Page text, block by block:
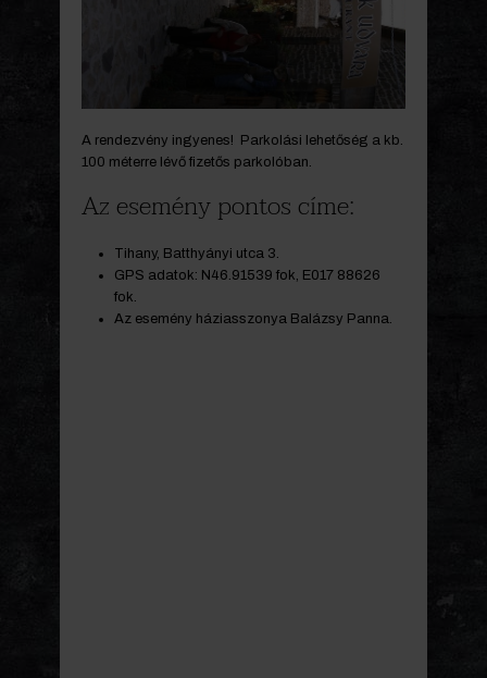
A rendezvény ingyenes! Parkolási lehetőség a kb.
100 méterre lévő fizetős parkolóban.
Az esemény pontos címe:
Tihany, Batthyányi utca 3.
GPS adatok: N46.91539 fok, E017 88626
fok.
Az esemény háziasszonya Balázsy Panna.